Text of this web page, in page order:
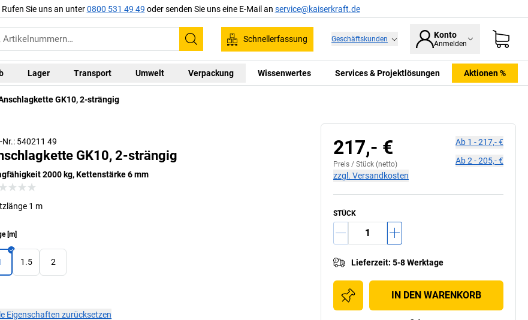
Sie uns an unter0800 531 49 49 oder senden Sie uns eine E-Mail an service@kaiserkraft.de
Suchen
Schnellerfassung Geschäftskunden Konto
Anmelden
Lager Transport Umwelt Verpackung Wissenwertes Services & Projektlösungen Aktionen %
GK10, 2-strängig
Nr.: 540211 49
GK10, 2-strängig
2000 kg, Kettenstärke 6 mm
1 m
[m]
1.5 2
Eigenschaften zurücksetzen
217,- €
Preis / Stück (netto)
zzgl. Versandkosten
Ab 1 -217,- €
Ab2 -205,- €
STÜCK
Lieferzeit: 5-8 Werktage
IN DEN WARENKORB